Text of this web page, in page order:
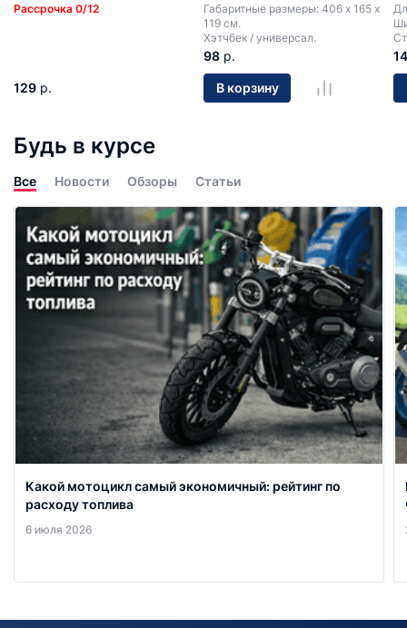
Рассрочка 0/12
129 р.
Габаритные размеры: 406 х 165 х
119 см.
Хэтчбек / универсал.
98 р.
В корзину
14
Будь в курсе
Все Новости Обзоры Статьи
Какой мотоцикл самый экономичный: рейтинг по
расходу топлива
6 июля 2026